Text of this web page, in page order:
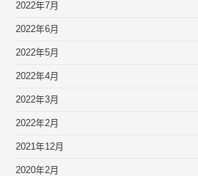
2022年7月
2022年6月
2022年5月
2022年4月
2022年3月
2022年2月
2021年12月
2020年2月